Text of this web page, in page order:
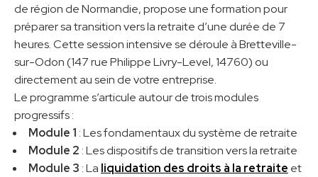
de région de Normandie, propose une formation pour
préparer sa transition vers la retraite d’une durée de 7
heures. Cette session intensive se déroule à Bretteville-
sur-Odon (147 rue Philippe Livry-Level, 14760) ou
directement au sein de votre entreprise.
Le programme s’articule autour de trois modules
progressifs :
Module 1 : Les fondamentaux du système de retraite
Module 2 : Les dispositifs de transition vers la retraite
Module 3 : La liquidation des droits à la retraite et